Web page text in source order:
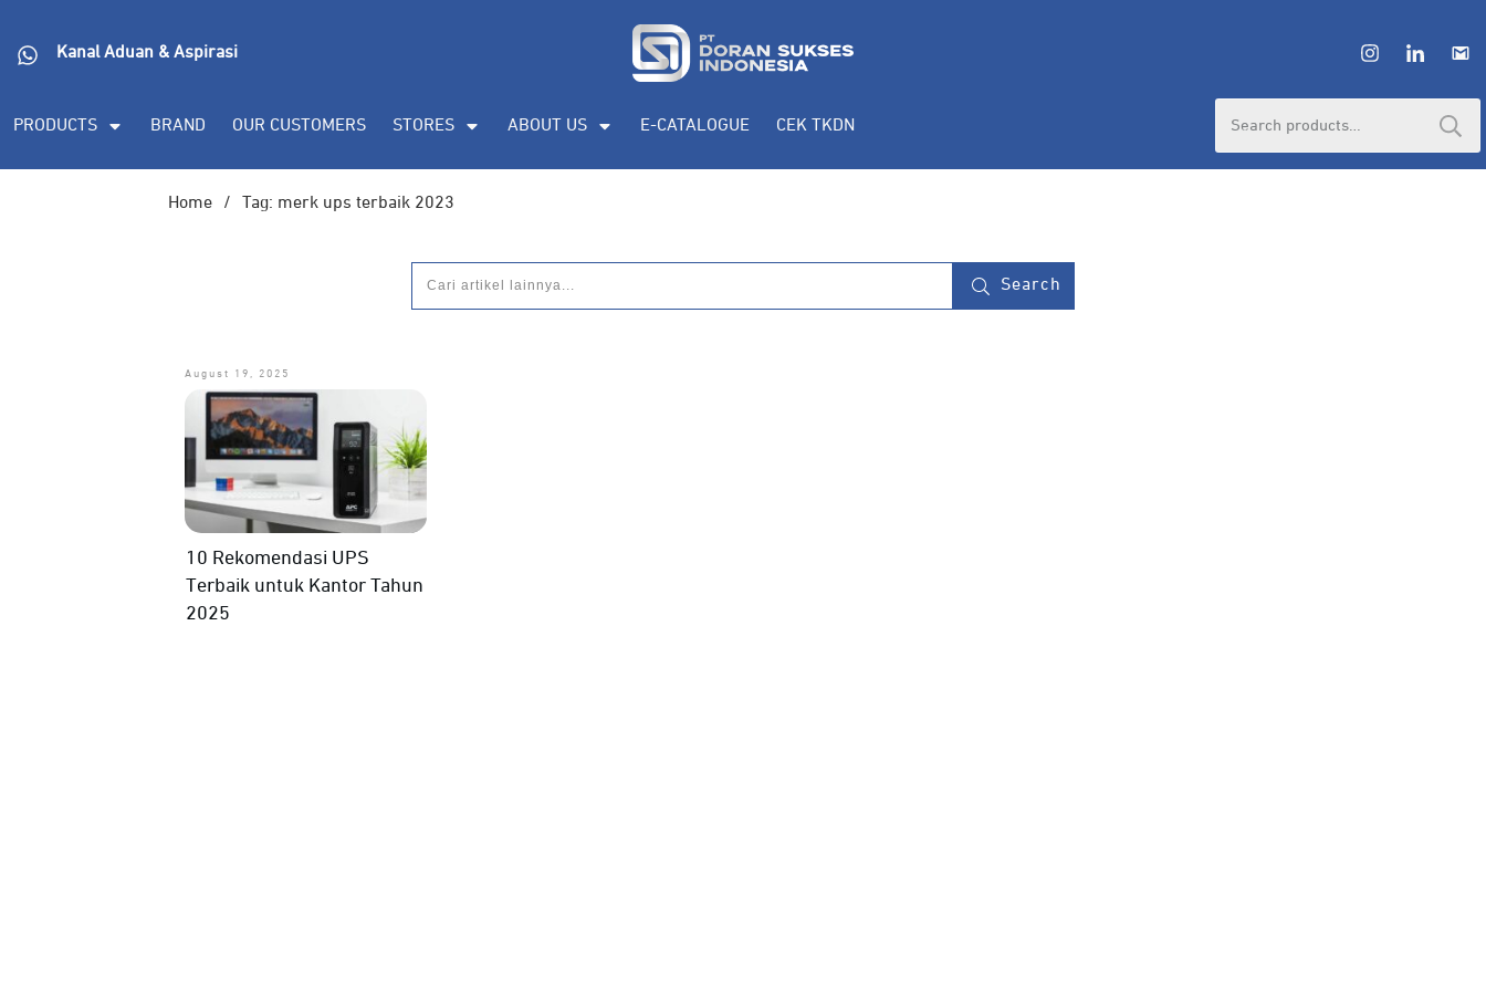
Kanal Aduan & Aspirasi
PRODUCTS BRAND OUR CUSTOMERS STORES ABOUT US E-CATALOGUE CEK TKDN
Home / Tag: merk ups terbaik 2023
Search
August 19, 2025
10 Rekomendasi UPS
Terbaik untuk Kantor Tahun
2025